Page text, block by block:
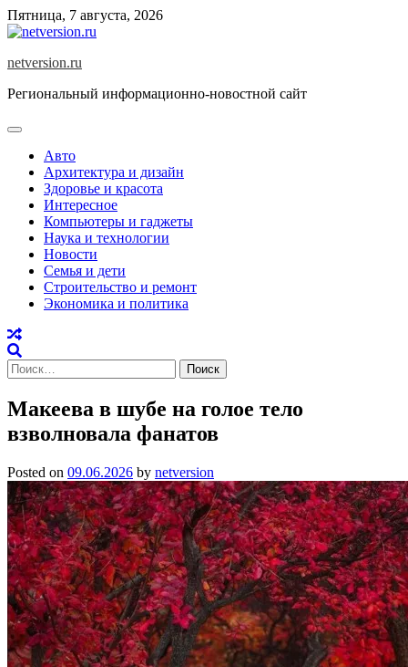
Skip
to
Пятница, 7 августа, 2026
netversion.ru
Региональный информационно-новостной сайт
Авто
Архитектура и дизайн
Здоровье и красота
Интересное
Компьютеры и гаджеты
Наука и технологии
Новости
Семья и дети
Строительство и ремонт
Экономика и политика
Найти:
Макеева в шубе на голое тело
взволновала фанатов
Posted on 09.06.2026 by netversion